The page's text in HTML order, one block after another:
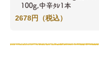
100g,中辛ﾀﾚ1本
2678円（税込）